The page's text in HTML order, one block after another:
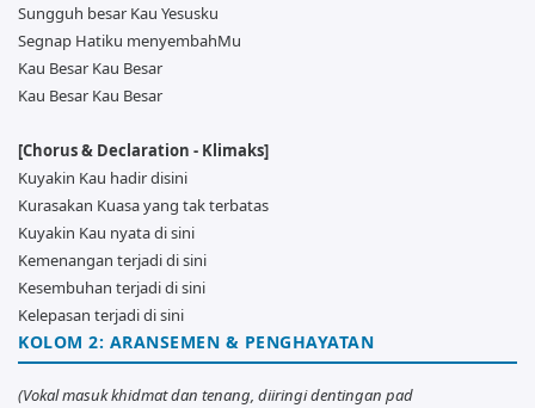
Sungguh besar Kau Yesusku
Segnap Hatiku menyembahMu
Kau Besar Kau Besar
Kau Besar Kau Besar
[Chorus & Declaration - Klimaks]
Kuyakin Kau hadir disini
Kurasakan Kuasa yang tak terbatas
Kuyakin Kau nyata di sini
Kemenangan terjadi di sini
Kesembuhan terjadi di sini
Kelepasan terjadi di sini
KOLOM 2: ARANSEMEN & PENGHAYATAN
(Vokal masuk khidmat dan tenang, diiringi dentingan pad